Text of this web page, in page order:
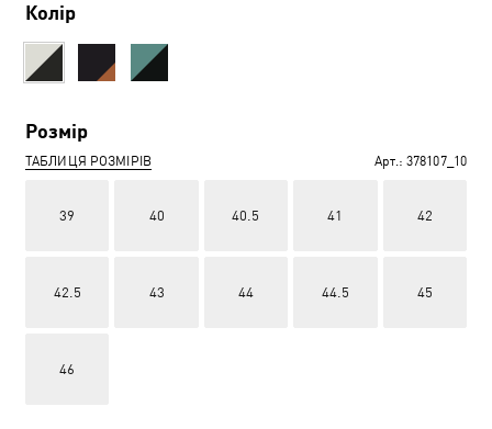
Колір
Розмір
ТАБЛИЦЯ РОЗМІРІВ Арт.: 378107_10
39 40 40.5 41 42
42.5 43 44 44.5 45
46